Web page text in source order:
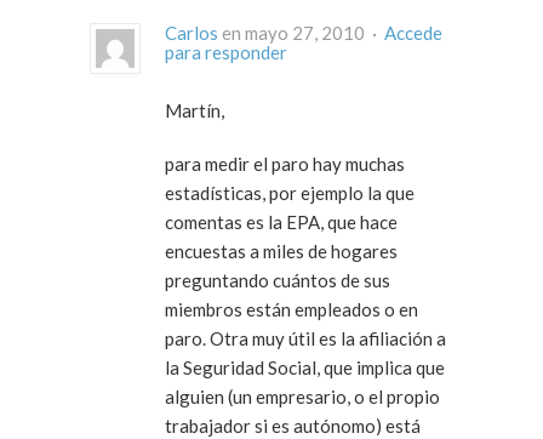
Carlos en mayo 27, 2010 · Accede
para responder
Martín,
para medir el paro hay muchas
estadísticas, por ejemplo la que
comentas es la EPA, que hace
encuestas a miles de hogares
preguntando cuántos de sus
miembros están empleados o en
paro. Otra muy útil es la afiliación a
la Seguridad Social, que implica que
alguien (un empresario, o el propio
trabajador si es autónomo) está